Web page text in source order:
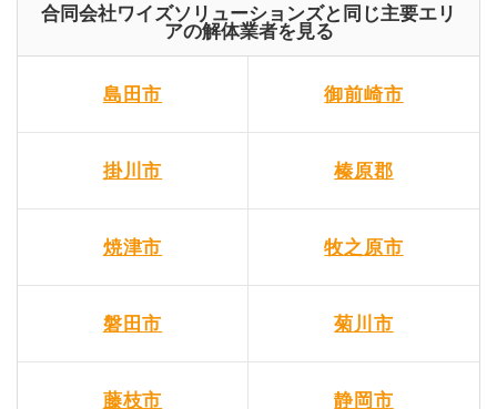
合同会社ワイズソリューションズと同じ主要エリ
アの解体業者を見る
島田市 御前崎市
掛川市 榛原郡
焼津市 牧之原市
磐田市 菊川市
藤枝市 静岡市